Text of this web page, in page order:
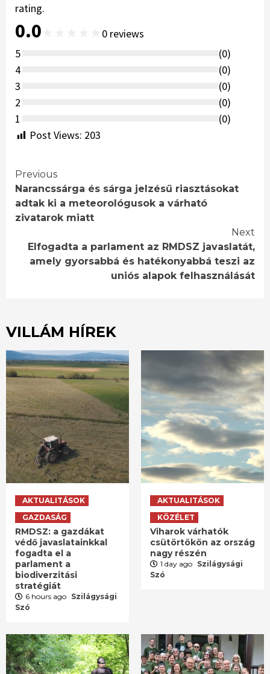
rating.
0.0 0 reviews
5
(0)
4
(0)
3
(0)
2
(0)
1
(0)
Post Views: 203
Continue
Reading
Previous
Narancssárga és sárga jelzésű riasztásokat
adtak ki a meteorológusok a várható
zivatarok miatt
Next
Elfogadta a parlament az RMDSZ javaslatát,
amely gyorsabbá és hatékonyabbá teszi az
uniós alapok felhasználását
VILLÁM HÍREK
AKTUALITÁSOK
GAZDASÁG
RMDSZ: a gazdákat
védő javaslatainkkal
fogadta el a
parlament a
biodiverzitási
stratégiát
6 hours ago Szilágysági
Szó
AKTUALITÁSOK
KÖZÉLET
Viharok várhatók
csütörtökön az ország
nagy részén
1 day ago Szilágysági
Szó